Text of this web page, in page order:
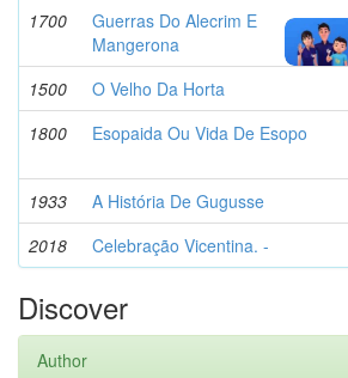
1700
Guerras Do Alecrim E
Mangerona
1500
O Velho Da Horta
1800
Esopaida Ou Vida De Esopo
1933
A História De Gugusse
2018
Celebração Vicentina. -
Discover
Author